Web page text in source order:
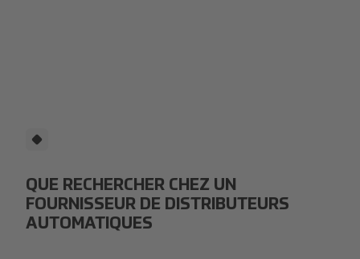
QUE RECHERCHER CHEZ UN
FOURNISSEUR DE DISTRIBUTEURS
AUTOMATIQUES